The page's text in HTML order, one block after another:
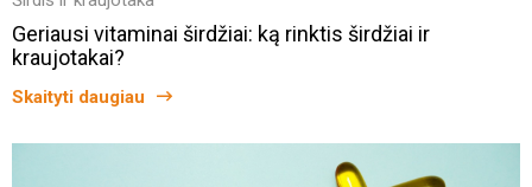
Geriausi vitaminai širdžiai: ką rinktis širdžiai ir
kraujotakai?
Skaityti daugiau